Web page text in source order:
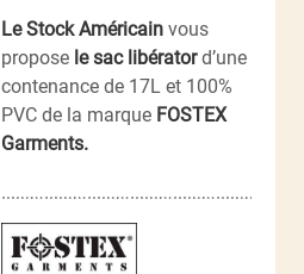
Le Stock Américain vous
propose le sac libératord’une
contenance de 17L et 100%
PVC de la marque FOSTEX
Garments.